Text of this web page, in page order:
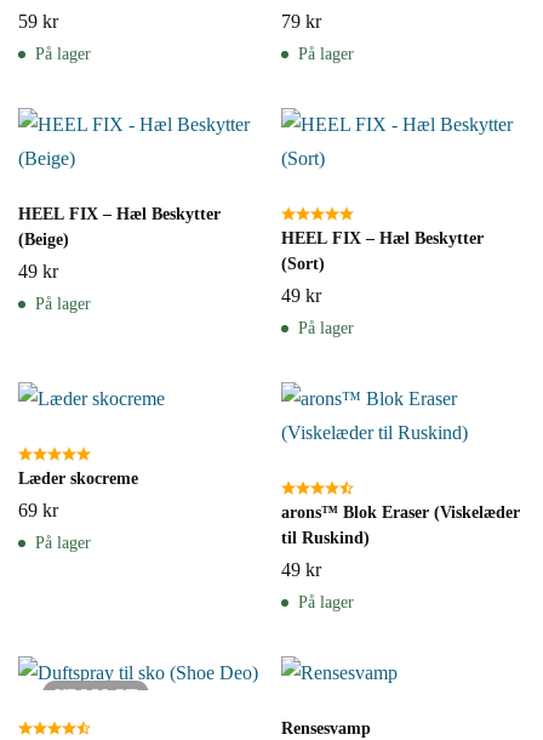
59 kr
På lager
79 kr
På lager
HEEL FIX – Hæl Beskytter
(Beige)
49 kr
På lager
HEEL FIX – Hæl Beskytter
(Sort)
49 kr
På lager
Læder skocreme
69 kr
På lager
arons™ Blok Eraser (Viskelæder
til Ruskind)
49 kr
På lager
UDSOLGT
Rensesvamp